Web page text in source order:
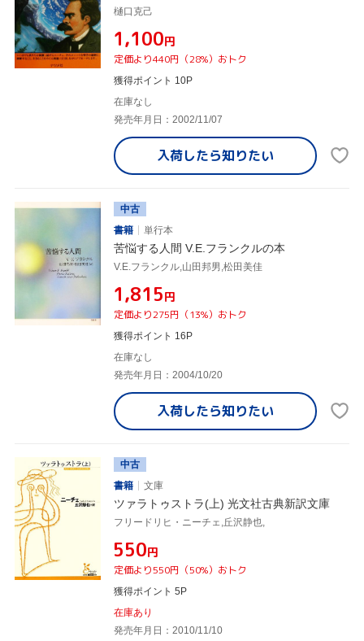
樋口克己
¥1,100円
定価より440円（28%）おトク
獲得ポイント 10P
在庫なし
発売年月日：2002/11/07
入荷したら知りたい
中古
書籍
単行本
苦悩する人間 V.E.フランクルの本
V.E.フランクル,山田邦男,松田美佳
¥1,815円
定価より275円（13%）おトク
獲得ポイント 16P
在庫なし
発売年月日：2004/10/20
入荷したら知りたい
中古
書籍
文庫
ツァラトゥストラ(上) 光文社古典新訳文庫
フリードリヒ・ニーチェ,丘沢静也,
¥550円
定価より550円（50%）おトク
獲得ポイント 5P
在庫あり
発売年月日：2010/11/10